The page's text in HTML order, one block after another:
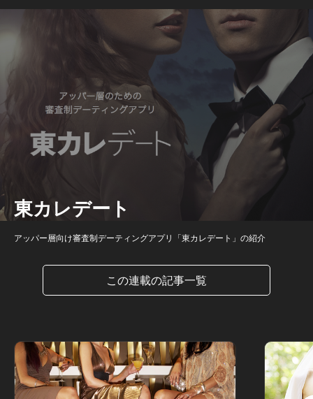
東カレデート
アッパー層向け審査制デーティングアプリ「東カレデート」の紹介
この連載の記事一覧